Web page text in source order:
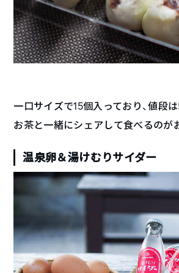
一口サイズで15個入っており、値段
お茶と一緒にシェアして食べるのが
温泉卵＆湯けむりサイダー